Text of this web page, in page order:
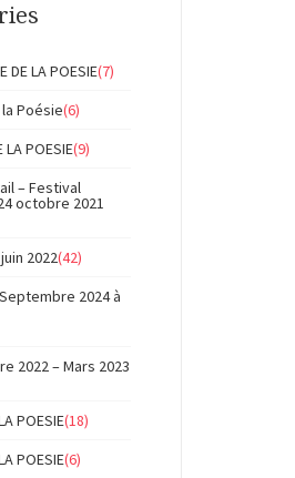
DE LA POESIE(7)
Poésie(6)
LA POESIE(9)
– Festival
octobre 2021
2022(42)
2024 à
2022 – Mars 2023
POESIE(18)
POESIE(6)